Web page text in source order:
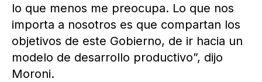
lo que menos me preocupa. Lo que nos
importa a nosotros es que compartan los
objetivos de este Gobierno, de ir hacia un
modelo de desarrollo productivo”, dijo
Moroni.